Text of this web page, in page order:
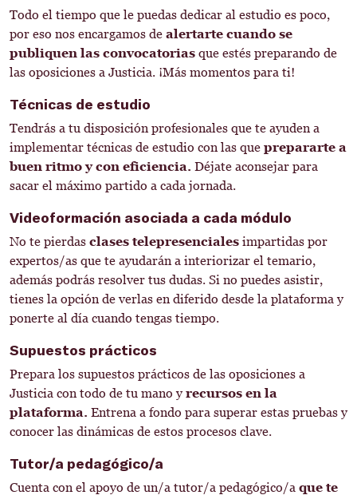
Todo el tiempo que le puedas dedicar al estudio es poco,
por eso nos encargamos de alertarte cuando se
publiquen las convocatorias que estés preparando de
las oposiciones a Justicia. ¡Más momentos para ti!
Técnicas de estudio
Tendrás a tu disposición profesionales que te ayuden a
implementar técnicas de estudio con las que prepararte a
buen ritmo y con eficiencia. Déjate aconsejar para
sacar el máximo partido a cada jornada.
Videoformación asociada a cada módulo
No te pierdas clases telepresenciales impartidas por
expertos/as que te ayudarán a interiorizar el temario,
además podrás resolver tus dudas. Si no puedes asistir,
tienes la opción de verlas en diferido desde la plataforma y
ponerte al día cuando tengas tiempo.
Supuestos prácticos
Prepara los supuestos prácticos de las oposiciones a
Justicia con todo de tu mano yrecursos en la
plataforma. Entrena a fondo para superar estas pruebas y
conocer las dinámicas de estos procesos clave.
Tutor/a pedagógico/a
Cuenta con el apoyo de un/a tutor/a pedagógico/a que te